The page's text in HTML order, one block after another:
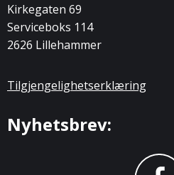
Kirkegaten 69
Serviceboks 114
2626 Lillehammer
Tilgjengelighetserklæring
Nyhetsbrev: